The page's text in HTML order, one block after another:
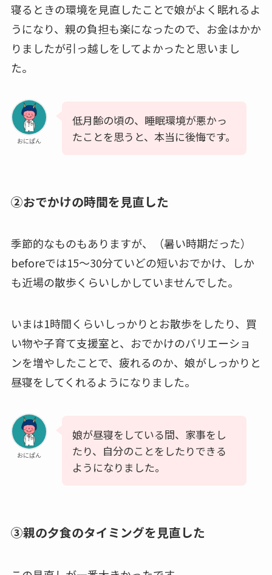
寝るときの環境を見直したことで娘がよく眠れるよ
うになり、親の負担も楽になったので、お金はかか
りましたが引っ越しをしてよかったと思いまし
た。
おにぱん
低月齢の頃の、睡眠環境が悪かっ
たことを思うと、本当に後悔です。
②おでかけの時間を見直した
季節的なものもありますが、（暑い時期だった）
beforeでは15～30分ていどの短いおでかけ、しか
も近場の散歩くらいしかしていませんでした。
いまは1時間くらいしっかりとお散歩をしたり、買
い物や子育て支援室と、 おでかけのバリエーショ
ンを増やしたことで、疲れるのか、娘がしっかりと
昼寝をしてくれるようになりました。
おにぱん
娘が昼寝をしている間、家事をし
たり、自分のことをしたりできる
ようになりました。
③親の夕食のタイミングを見直した